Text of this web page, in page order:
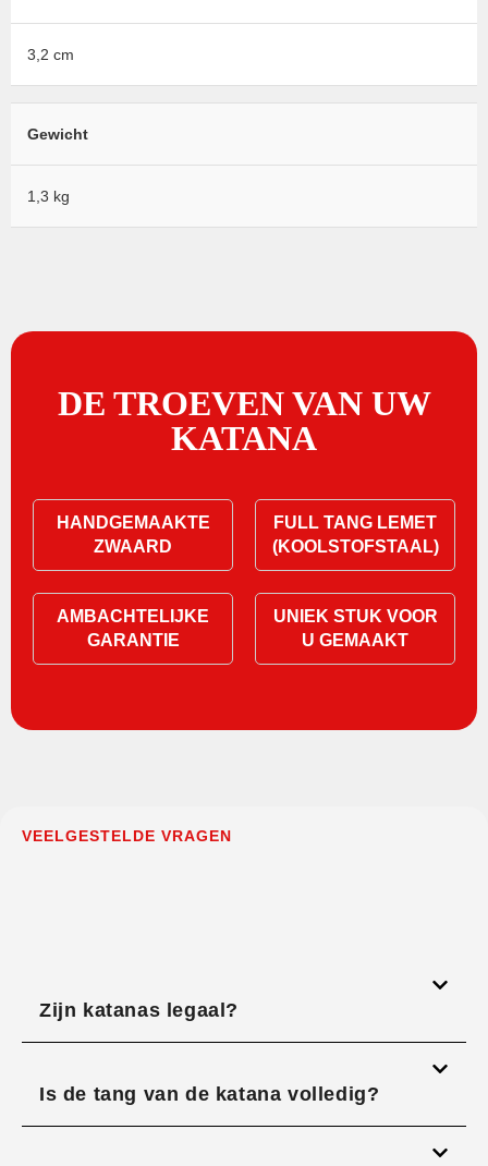
3,2 cm
Gewicht
1,3 kg
DE TROEVEN VAN UW
KATANA
HANDGEMAAKTE
ZWAARD
FULL TANG LEMET
(KOOLSTOFSTAAL)
AMBACHTELIJKE
GARANTIE
UNIEK STUK VOOR
U GEMAAKT
VEELGESTELDE VRAGEN
Zijn katanas legaal?
Is de tang van de katana volledig?